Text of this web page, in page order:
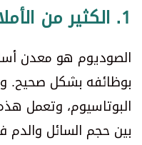
1. الكثير من الأملاح (الصوديوم)
الصوديوم هو معدن
بوظائفه بشكل صحيح.
البوتاسيوم، وتعمل
بين حجم السائل